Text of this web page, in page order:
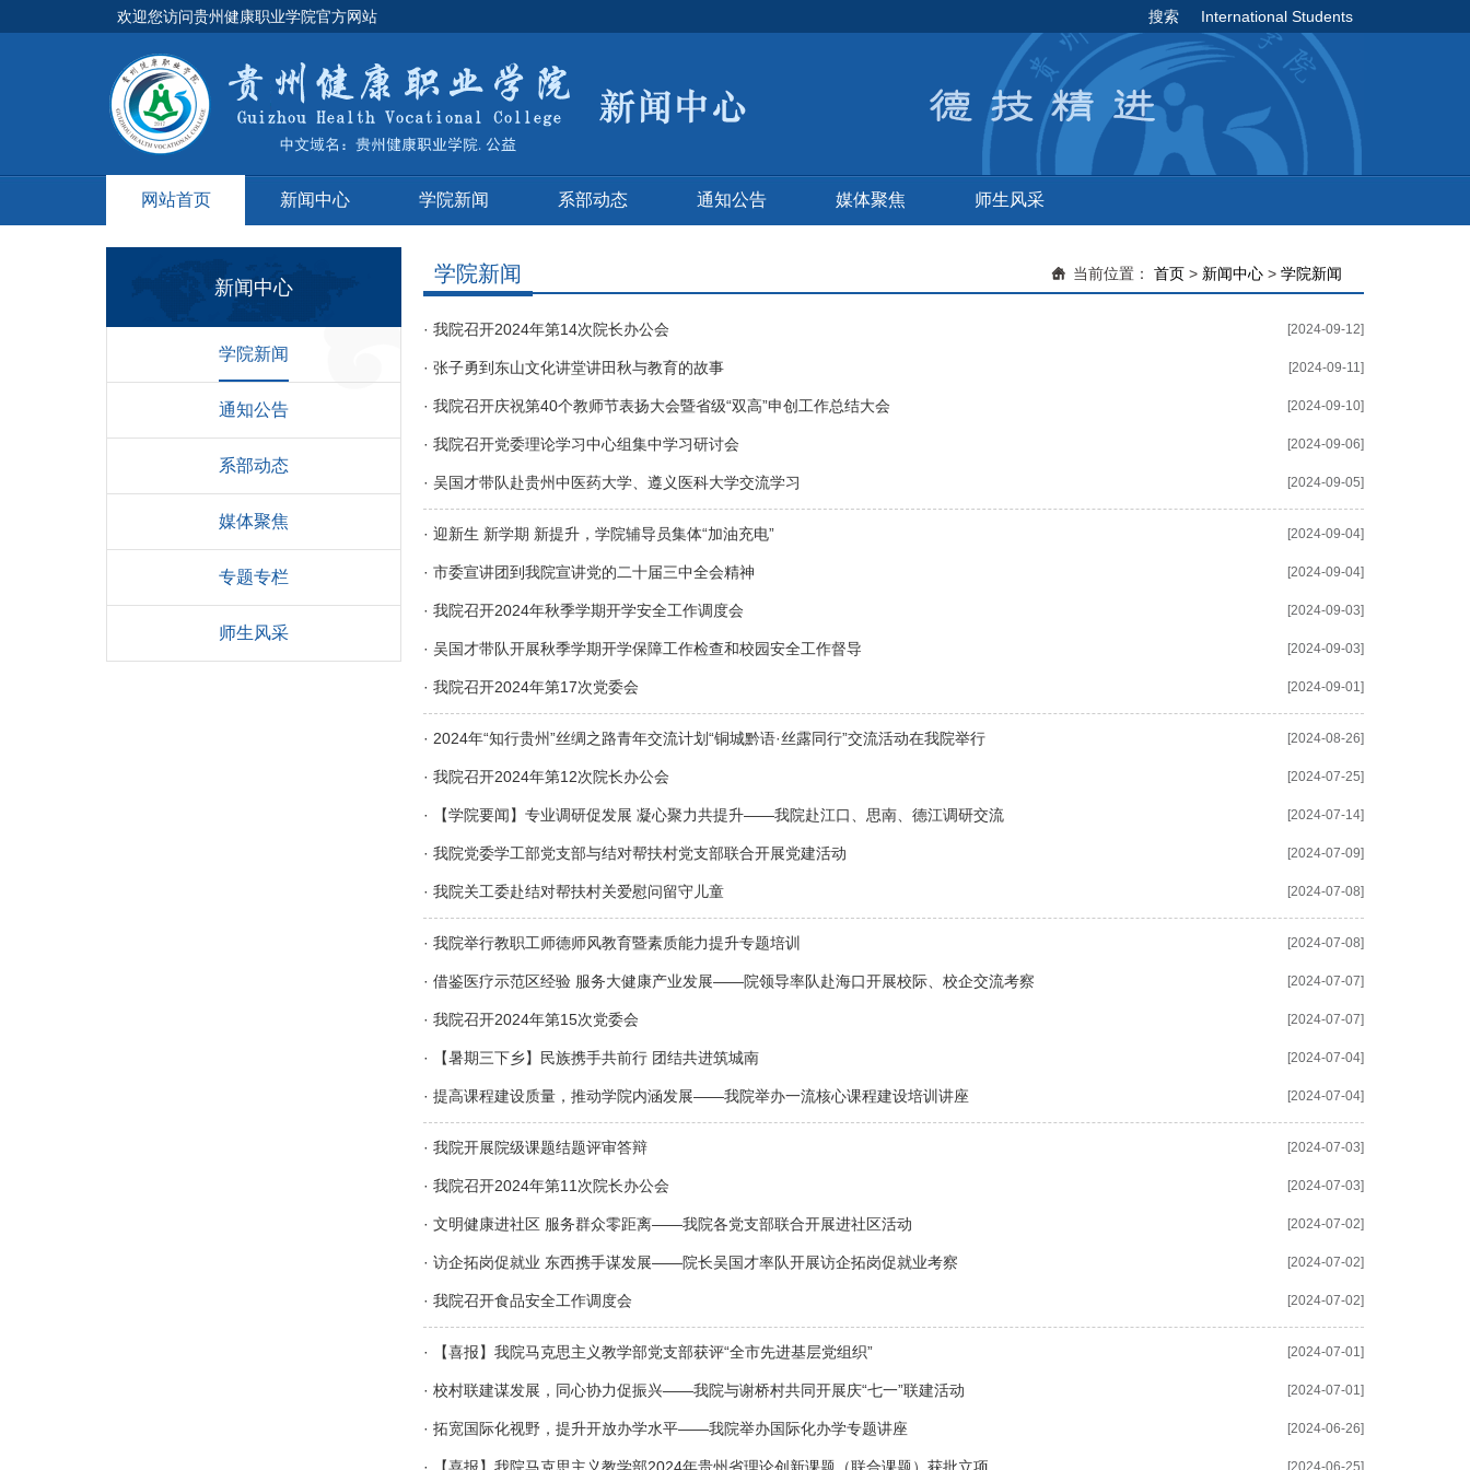
欢迎您访问贵州健康职业学院官方网站 搜索 International Students
网站首页 新闻中心 学院新闻 系部动态 通知公告 媒体聚焦 师生风采
新闻中心
学院新闻
通知公告
系部动态
媒体聚焦
专题专栏
师生风采
学院新闻 当前位置： 首页 > 新闻中心 > 学院新闻
[2024-09-12]
· 我院召开2024年第14次院长办公会
[2024-09-11]
· 张子勇到东山文化讲堂讲田秋与教育的故事
[2024-09-10]
· 我院召开庆祝第40个教师节表扬大会暨省级“双高”申创工作总结大会
[2024-09-06]
· 我院召开党委理论学习中心组集中学习研讨会
[2024-09-05]
· 吴国才带队赴贵州中医药大学、遵义医科大学交流学习
[2024-09-04]
· 迎新生 新学期 新提升，学院辅导员集体“加油充电”
[2024-09-04]
· 市委宣讲团到我院宣讲党的二十届三中全会精神
[2024-09-03]
· 我院召开2024年秋季学期开学安全工作调度会
[2024-09-03]
· 吴国才带队开展秋季学期开学保障工作检查和校园安全工作督导
[2024-09-01]
· 我院召开2024年第17次党委会
[2024-08-26]
· 2024年“知行贵州”丝绸之路青年交流计划“铜城黔语·丝露同行”交流活动在我院举行
[2024-07-25]
· 我院召开2024年第12次院长办公会
[2024-07-14]
· 【学院要闻】专业调研促发展 凝心聚力共提升——我院赴江口、思南、德江调研交流
[2024-07-09]
· 我院党委学工部党支部与结对帮扶村党支部联合开展党建活动
[2024-07-08]
· 我院关工委赴结对帮扶村关爱慰问留守儿童
[2024-07-08]
· 我院举行教职工师德师风教育暨素质能力提升专题培训
[2024-07-07]
· 借鉴医疗示范区经验 服务大健康产业发展——院领导率队赴海口开展校际、校企交流考察
[2024-07-07]
· 我院召开2024年第15次党委会
[2024-07-04]
· 【暑期三下乡】民族携手共前行 团结共进筑城南
[2024-07-04]
· 提高课程建设质量，推动学院内涵发展——我院举办一流核心课程建设培训讲座
[2024-07-03]
· 我院开展院级课题结题评审答辩
[2024-07-03]
· 我院召开2024年第11次院长办公会
[2024-07-02]
· 文明健康进社区 服务群众零距离——我院各党支部联合开展进社区活动
[2024-07-02]
· 访企拓岗促就业 东西携手谋发展——院长吴国才率队开展访企拓岗促就业考察
[2024-07-02]
· 我院召开食品安全工作调度会
[2024-07-01]
· 【喜报】我院马克思主义教学部党支部获评“全市先进基层党组织”
[2024-07-01]
· 校村联建谋发展，同心协力促振兴——我院与谢桥村共同开展庆“七一”联建活动
[2024-06-26]
· 拓宽国际化视野，提升开放办学水平——我院举办国际化办学专题讲座
[2024-06-25]